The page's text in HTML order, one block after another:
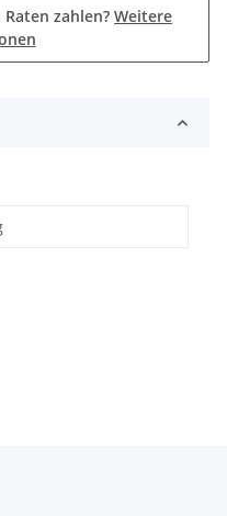
zahlen? Weitere